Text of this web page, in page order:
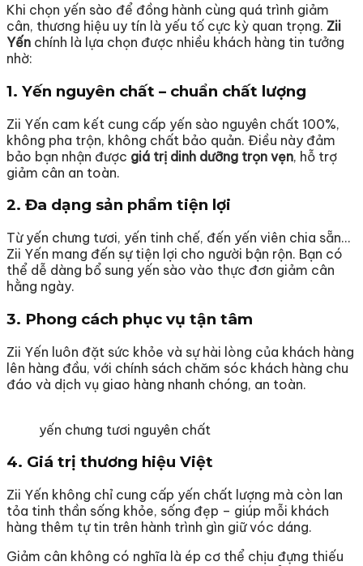
Khi chọn yến sào để đồng hành cùng quá trình giảm
cân, thương hiệu uy tín là yếu tố cực kỳ quan trọng. Zii
Yến chính là lựa chọn được nhiều khách hàng tin tưởng
nhờ:
1. Yến nguyên chất – chuẩn chất lượng
Zii Yến cam kết cung cấp yến sào nguyên chất 100%,
không pha trộn, không chất bảo quản. Điều này đảm
bảo bạn nhận được giá trị dinh dưỡng trọn vẹn, hỗ trợ
giảm cân an toàn.
2. Đa dạng sản phẩm tiện lợi
Từ yến chưng tươi, yến tinh chế, đến yến viên chia sẵn…
Zii Yến mang đến sự tiện lợi cho người bận rộn. Bạn có
thể dễ dàng bổ sung yến sào vào thực đơn giảm cân
hằng ngày.
3. Phong cách phục vụ tận tâm
Zii Yến luôn đặt sức khỏe và sự hài lòng của khách hàng
lên hàng đầu, với chính sách chăm sóc khách hàng chu
đáo và dịch vụ giao hàng nhanh chóng, an toàn.
yến chưng tươi nguyên chất
4. Giá trị thương hiệu Việt
Zii Yến không chỉ cung cấp yến chất lượng mà còn lan
tỏa tinh thần sống khỏe, sống đẹp – giúp mỗi khách
hàng thêm tự tin trên hành trình gìn giữ vóc dáng.
Giảm cân không có nghĩa là ép cơ thể chịu đựng thiếu